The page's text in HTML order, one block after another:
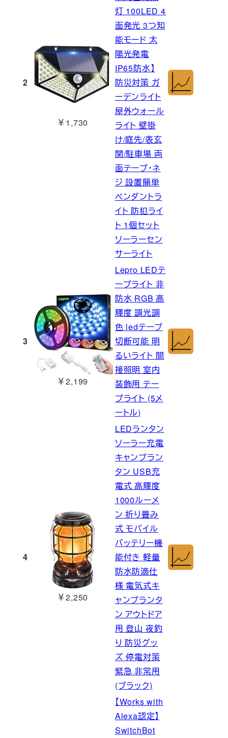
2
￥1,730
灯 100LED 4
面発光 3つ知
能モード 太
陽光発電
IP65防水】
防災対策 ガ
ーデンライト
屋外ウォール
ライト 壁掛
け/庭先/表玄
関/駐車場 両
面テープ・ネ
ジ 設置簡単
ペンダントラ
イト 防犯ライ
ト 1個セット
ソーラーセン
サーライト
3
￥2,199
Lepro LEDテ
ープライト 非
防水 RGB 高
輝度 調光調
色 ledテープ
切断可能 明
るいライト 間
接照明 室内
装飾用 テー
プライト (5メ
ートル)
4
￥2,250
LEDランタン
ソーラー充電
キャンプラン
タン USB充
電式 高輝度
1000ルーメ
ン 折り畳み
式 モバイル
バッテリー機
能付き 軽量
防水防滴仕
様 電気式キ
ャンプランタ
ン アウトドア
用 登山 夜釣
り 防災グッ
ズ 停電対策
緊急 非常用
(ブラック)
【Works with
Alexa認定】
SwitchBot